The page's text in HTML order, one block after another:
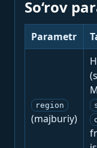
So‘rov
Parametr
region
(majburiy)